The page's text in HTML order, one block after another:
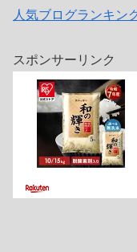
人気ブログランキン
スポンサーリンク